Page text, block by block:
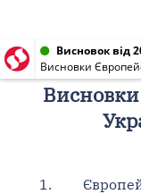
Висновок від
Висновки
1.